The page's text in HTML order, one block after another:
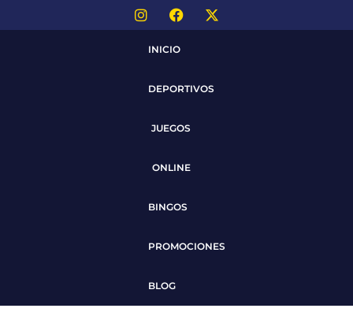
INICIO
DEPORTIVOS
JUEGOS
ONLINE
BINGOS
PROMOCIONES
BLOG